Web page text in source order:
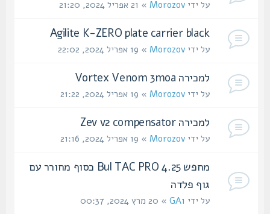
על ידיMorozov» 21 אפריל 2024, 21:20
Agilite K-ZERO plate carrier black
על ידיMorozov» 19 אפריל 2024, 22:02
למכירה Vortex Venom 3moa
על ידיMorozov» 19 אפריל 2024, 21:22
למכירה Zev v2 compensator
על ידיMorozov» 19 אפריל 2024, 21:16
מחפש Bul TAC PRO 4.25 כסוף מחורר עם
גוף פלדה
על ידיGA1 » 20 מרץ 2024, 00:37